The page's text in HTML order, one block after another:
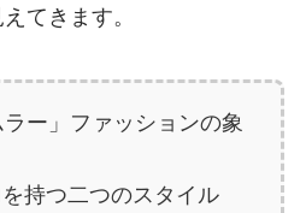
てきます。
ー」ファッションの象
持つ二つのスタイル